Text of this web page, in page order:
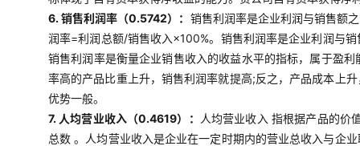
6. 销售利润率（0.5742）： 销售利润率是企业利润与销售额
润率=利润总额/销售收入×100%。销售利润率是企业利润与
销售利润率是衡量企业销售收入的收益水平的指标，属于盈
率高的产品比重上升，销售利润率就提高;反之，产品成本上
优势一般。
7. 人均营业收入（0.4619）：
人均营业收入 指根据产品的价
总数 。人均营业收入是企业在一定时期内的营业总收入与企